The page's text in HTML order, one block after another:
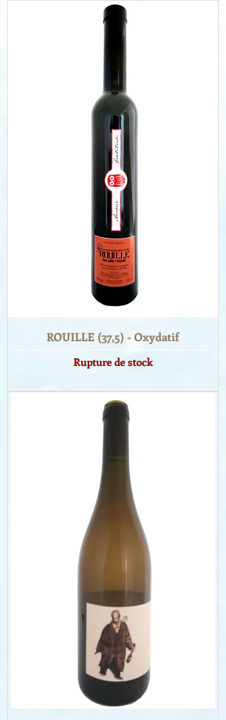
ROUILLE (37,5) - Oxydatif
Rupture de stock